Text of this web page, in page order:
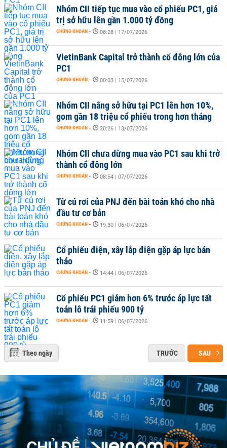
Nhóm CII tiếp tục mua vào cổ phiếu PC1, giá
trị sở hữu lên gần 1.000 tỷ đồng
CHỨNG KHOÁN - 08:28 | 17/07/2026
VietinBank Capital trở thành cổ đông lớn của
PC1
CHỨNG KHOÁN - 00:03 | 15/07/2026
Nhóm CII nâng sở hữu tại PC1 lên hơn 10%,
gom gần 18 triệu cổ phiếu trong hơn tháng
CHỨNG KHOÁN - 20:26 | 13/07/2026
Nhóm CII chưa dừng mua vào PC1 sau khi trở
thành cổ đông lớn
CHỨNG KHOÁN - 08:54 | 07/07/2026
Từ cú rơi của PNJ đến bài toán khó cho nhà
đầu tư cơ bản
CHỨNG KHOÁN - 19:30 | 06/07/2026
Cổ phiếu điện, xây lắp điện gặp áp lực bán
tháo
CHỨNG KHOÁN - 14:44 | 06/07/2026
Cổ phiếu PC1 giảm hơn 6% trước áp lực tất
toán lô trái phiếu 900 tỷ
CHỨNG KHOÁN - 11:59 | 06/07/2026
Theo ngày TRƯỚC SAU